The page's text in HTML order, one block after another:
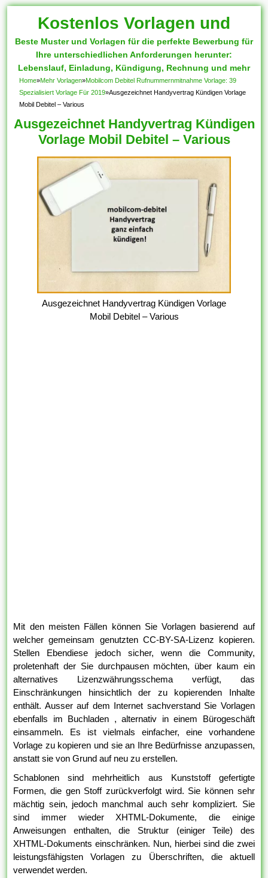
Kostenlos Vorlagen und
Muster
Beste Muster und Vorlagen für die perfekte Bewerbung für
Ihre unterschiedlichen Anforderungen herunter:
Lebenslauf, Einladung, Kündigung, Rechnung und mehr
Home»Mehr Vorlagen»Mobilcom Debitel Rufnummernmitnahme Vorlage: 39
Spezialisiert Vorlage Für 2019»Ausgezeichnet Handyvertrag Kündigen Vorlage
Mobil Debitel – Various
Ausgezeichnet Handyvertrag Kündigen
Vorlage Mobil Debitel – Various
Ausgezeichnet Handyvertrag Kündigen Vorlage
Mobil Debitel – Various
Mit den meisten Fällen können Sie Vorlagen basierend auf
welcher gemeinsam genutzten CC-BY-SA-Lizenz kopieren.
Stellen Ebendiese jedoch sicher, wenn die Community,
proletenhaft der Sie durchpausen möchten, über kaum ein
alternatives Lizenzwährungsschema verfügt, das
Einschränkungen hinsichtlich der zu kopierenden Inhalte
enthält. Ausser auf dem Internet sachverstand Sie Vorlagen
ebenfalls im Buchladen , alternativ in einem Bürogeschäft
einsammeln. Es ist vielmals einfacher, eine vorhandene
Vorlage zu kopieren und sie an Ihre Bedürfnisse anzupassen,
anstatt sie von Grund auf neu zu erstellen.
Schablonen sind mehrheitlich aus Kunststoff gefertigte
Formen, die gen Stoff zurückverfolgt wird. Sie können sehr
mächtig sein, jedoch manchmal auch sehr kompliziert. Sie
sind immer wieder XHTML-Dokumente, die einige
Anweisungen enthalten, die Struktur (einiger Teile) des
XHTML-Dokuments einschränken. Nun, hierbei sind die zwei
leistungsfähigsten Vorlagen zu Überschriften, die aktuell
verwendet werden.